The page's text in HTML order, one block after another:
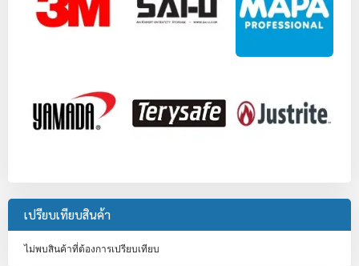
เปรียบเทียบสินค้า
ไม่พบสินค้าที่ต้องการเปรียบเทียบ